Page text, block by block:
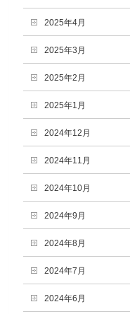
2025年4月
2025年3月
2025年2月
2025年1月
2024年12月
2024年11月
2024年10月
2024年9月
2024年8月
2024年7月
2024年6月